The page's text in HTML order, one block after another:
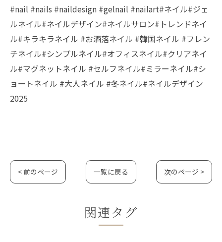
#nail #nails #naildesign #gelnail #nailart#ネイル#ジェ
ルネイル#ネイルデザイン#ネイルサロン#トレンドネイ
ル#キラキラネイル #お酒落ネイル #韓国ネイル #フレン
チネイル#シンプルネイル#オフィスネイル#クリアネイ
ル#マグネットネイル #セルフネイル#ミラーネイル#シ
ョートネイル #大人ネイル #冬ネイル#ネイルデザイン
2025
< 前のページ 一覧に戻る 次のページ >
関連タグ